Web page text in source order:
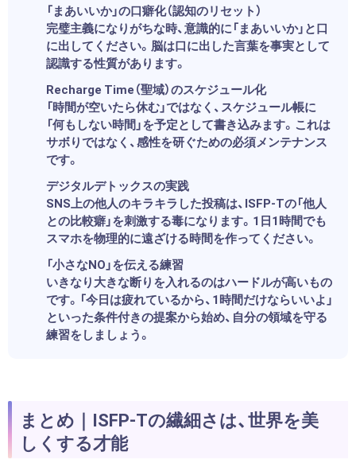
「まあいいか」の口癖化（認知のリセット）
完璧主義になりがちな時、意識的に「まあいいか」と口
に出してください。脳は口に出した言葉を事実として
認識する性質があります。
Recharge Time（聖域）のスケジュール化
「時間が空いたら休む」ではなく、スケジュール帳に
「何もしない時間」を予定として書き込みます。これは
サボりではなく、感性を研ぐための必須メンテナンス
です。
デジタルデトックスの実践
SNS上の他人のキラキラした投稿は、ISFP-Tの「他人
との比較癖」を刺激する毒になります。1日1時間でも
スマホを物理的に遠ざける時間を作ってください。
「小さなNO」を伝える練習
いきなり大きな断りを入れるのはハードルが高いもの
です。「今日は疲れているから、1時間だけならいいよ」
といった条件付きの提案から始め、自分の領域を守る
練習をしましょう。
まとめ｜ISFP-Tの繊細さは、世界を美
しくする才能